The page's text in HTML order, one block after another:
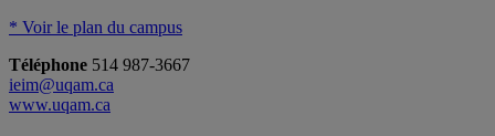
* Voir le plan du campus
Téléphone 514 987-3667
ieim@uqam.ca
www.uqam.ca